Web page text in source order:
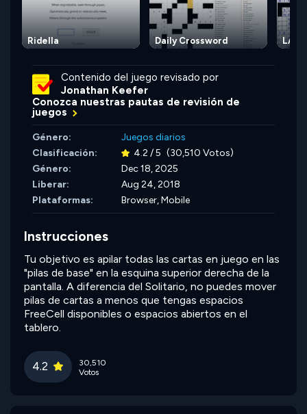
Ridella Daily Crossword LA
Contenido del juego revisado por
Jonathan Keefer
Conozca nuestras pautas de revisión de
juegos
Género:
Juegos diarios
Clasificación:
4.2 / 5 (30,510 Votos)
Género:
Dec 18, 2025
Liberar:
Aug 24, 2018
Plataformas:
Browser, Mobile
Instrucciones
Tu objetivo es apilar todas las cartas en juego en las
"pilas de base" en la esquina superior derecha de la
pantalla. A diferencia del Solitario, no puedes mover
pilas de cartas a menos que tengas espacios
FreeCell disponibles o espacios abiertos en el
tablero.
4.2
30,510
Votos